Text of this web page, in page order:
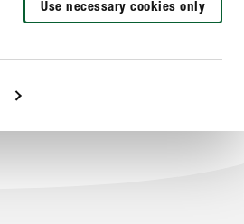
Use necessary cookies only